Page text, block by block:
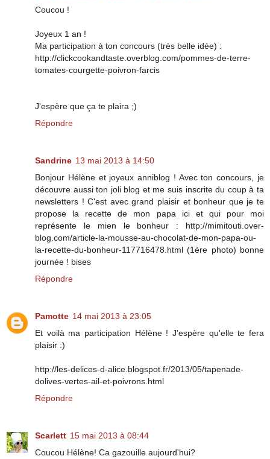
Coucou !
Joyeux 1 an !
Ma participation à ton concours (très belle idée) :
http://clickcookandtaste.overblog.com/pommes-de-terre-
tomates-courgette-poivron-farcis
J'espère que ça te plaira ;)
Répondre
Sandrine 13 mai 2013 à 14:50
Bonjour Hélène et joyeux anniblog ! Avec ton concours, je
découvre aussi ton joli blog et me suis inscrite du coup à ta
newsletters ! C'est avec grand plaisir et bonheur que je te
propose la recette de mon papa ici et qui pour moi
représente le mien le bonheur : http://mimitouti.over-
blog.com/article-la-mousse-au-chocolat-de-mon-papa-ou-
la-recette-du-bonheur-117716478.html (1ère photo) bonne
journée ! bises
Répondre
Pamotte 14 mai 2013 à 23:05
Et voilà ma participation Hélène ! J'espère qu'elle te fera
plaisir :)
http://les-delices-d-alice.blogspot.fr/2013/05/tapenade-
dolives-vertes-ail-et-poivrons.html
Répondre
Scarlett 15 mai 2013 à 08:44
Coucou Hélène! Ca gazouille aujourd'hui?